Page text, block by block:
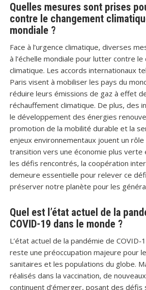
Quelles mesures sont prises
contre le changement
mondiale ?
Face à l’urgence climatique, diverses
à l’échelle mondiale pour lutter contre le
climatique. Les accords internationaux
Paris visent à mobiliser les pays du
réduire leurs émissions de gaz à effet
réchauffement climatique. De plus, des
le développement des énergies
promotion de la mobilité durable et la
enjeux environnementaux jouent un rôle
transition vers une économie plus verte
les défis rencontrés, la coopération
demeure essentielle pour relever ce
préserver notre planète pour les
Quel est l’état actuel de la
COVID-19 dans le monde ?
L’état actuel de la pandémie de COVID-
reste une préoccupation majeure pour
sanitaires et les populations du globe.
réalisés dans la vaccination, de
continuent d’émerger, posant des défis